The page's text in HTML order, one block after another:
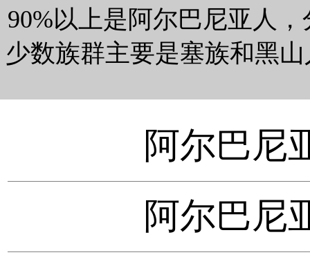
90%以上是阿尔巴尼亚人
少数族群主要是塞族和黑
阿尔巴尼
阿尔巴尼